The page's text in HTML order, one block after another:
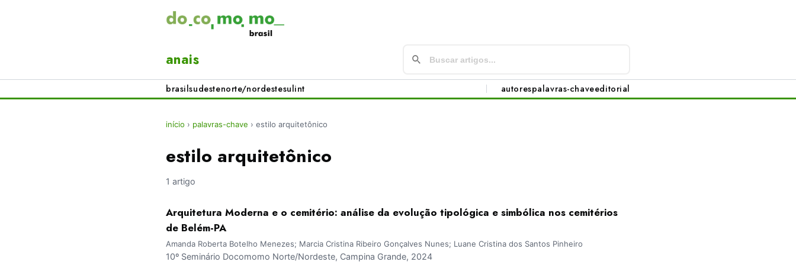
anais
brasilsudestenorte/nordestesulint autorespalavras-chaveeditorial
início › palavras-chave › estilo arquitetônico
estilo arquitetônico
1 artigo
Arquitetura Moderna e o cemitério: análise da evolução tipológica e simbólica nos cemitérios
de Belém-PA
Amanda Roberta Botelho Menezes; Marcia Cristina Ribeiro Gonçalves Nunes; Luane Cristina dos Santos Pinheiro
10º Seminário Docomomo Norte/Nordeste, Campina Grande, 2024